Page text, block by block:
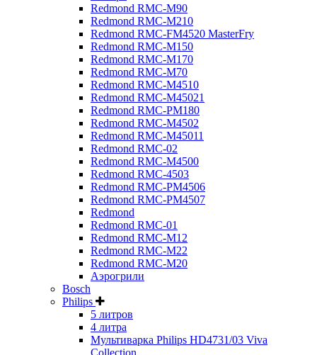
Redmond RMC-M90
Redmond RMC-M210
Redmond RMC-FM4520 MasterFry
Redmond RMC-M150
Redmond RMC-M170
Redmond RMC-M70
Redmond RMC-M4510
Redmond RMC-M45021
Redmond RMC-PM180
Redmond RMC-M4502
Redmond RMC-M45011
Redmond RMC-02
Redmond RMC-M4500
Redmond RMC-4503
Redmond RMC-PM4506
Redmond RMC-PM4507
Redmond
Redmond RMC-01
Redmond RMC-M12
Redmond RMC-M22
Redmond RMC-M20
Аэрогрили
Bosch
Philips
5 литров
4 литра
Мультиварка Philips HD4731/03 Viva
Collection